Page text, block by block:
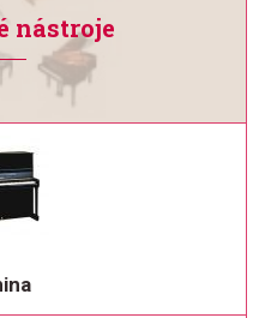
nástroje